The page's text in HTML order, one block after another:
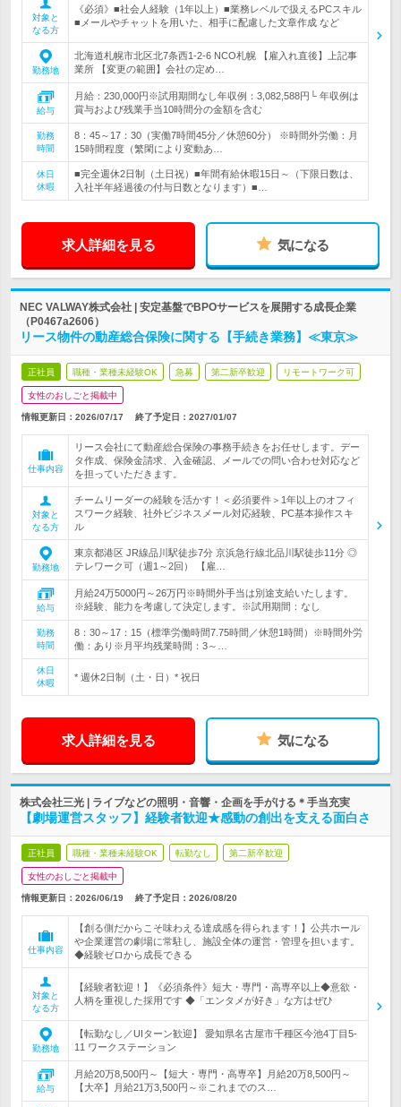
対象と
なる方
《必須》■社会人経験（1年以上）■業務レベルで扱えるPCスキル
■メールやチャットを用いた、相手に配慮した文章作成 など
勤務地
北海道札幌市北区北7条西1-2-6 NCO札幌 【雇入れ直後】上記事
業所 【変更の範囲】会社の定め…
給与
月給：230,000円※試用期間なし年収例：3,082,588円└ 年収例は
賞与および残業手当10時間分の金額を含む
勤務
時間
8：45～17：30（実働7時間45分／休憩60分） ※時間外労働：月
15時間程度（繁閑により変動あ…
休日
休暇
■完全週休2日制（土日祝）■年間有給休暇15日～（下限日数は、
入社半年経過後の付与日数となります）■…
求人詳細を見る 気になる
NEC VALWAY株式会社 | 安定基盤でBPOサービスを展開する成長企業
（P0467a2606）
リース物件の動産総合保険に関する【手続き業務】≪東京≫
正社員 職種・業種未経験OK 急募 第二新卒歓迎 リモートワーク可
女性のおしごと掲載中
情報更新日：2026/07/17 終了予定日： 2027/01/07
仕事内容
リース会社にて動産総合保険の事務手続きをお任せします。デー
タ作成、保険金請求、入金確認、メールでの問い合わせ対応など
を担っていただきます。
対象と
なる方
チームリーダーの経験を活かす！＜必須要件＞1年以上のオフィ
スワーク経験、社外ビジネスメール対応経験、PC基本操作スキ
ル
勤務地
東京都港区 JR線品川駅徒歩7分 京浜急行線北品川駅徒歩11分 ◎
テレワーク可（週1～2回） 【雇…
給与
月給24万5000円～26万円※時間外手当は別途支給いたします。
※経験、能力を考慮して決定します。※試用期間：なし
勤務
時間
8：30～17：15（標準労働時間7.75時間／休憩1時間）※時間外労
働：あり※月平均残業時間：3～…
休日
休暇
* 週休2日制（土・日）* 祝日
求人詳細を見る 気になる
株式会社三光 | ライブなどの照明・音響・企画を手がける＊手当充実
【劇場運営スタッフ】経験者歓迎★感動の創出を支える面白さ
正社員 職種・業種未経験OK 転勤なし 第二新卒歓迎
女性のおしごと掲載中
情報更新日：2026/06/19 終了予定日： 2026/08/20
仕事内容
【創る側だからこそ味わえる達成感を得られます！】公共ホール
や企業運営の劇場に常駐し、施設全体の運営・管理を担います。
◆経験ゼロから成長できる
対象と
なる方
【経験者歓迎！】《必須条件》短大・専門・高専卒以上◆意欲・
人柄を重視した採用です ◆「エンタメが好き」な方はぜひ
勤務地
【転勤なし／UIターン歓迎】 愛知県名古屋市千種区今池4丁目5-
11 ワークステーション
給与
月給20万8,500円～【短大・専門・高専卒】月給20万8,500円～
【大卒】月給21万3,500円～※これまでのス…